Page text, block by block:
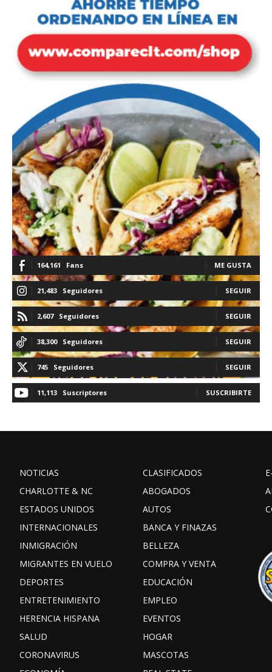
164,161 Fans ME GUSTA
21,483 Seguidores SEGUIR
2,607 Seguidores SEGUIR
38,300 Seguidores SEGUIR
745 Seguidores SEGUIR
11,113 Suscriptores SUSCRIBIRTE
NOTICIAS
CHARLOTTE & NC
ESTADOS UNIDOS
INTERNACIONALES
INMIGRACIÓN
MIGRANTES EN VUELO
DEPORTES
ENTRETENIMIENTO
HERENCIA HISPANA
SALUD
CORONAVIRUS
CLASIFICADOS
ABOGADOS
AUTOS
BANCA Y FINAZAS
BELLEZA
COMPRA Y VENTA
EDUCACIÓN
EMPLEO
EVENTOS
HOGAR
MASCOTAS